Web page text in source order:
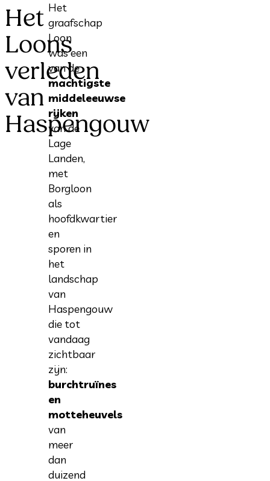
Het
Loons
verleden
van
Haspengouw
Het
graafschap
Loon
was een
van de
machtigste
middeleeuwse
rijken
van de
Lage
Landen,
met
Borgloon
als
hoofdkwartier
en
sporen in
het
landschap
van
Haspengouw
die tot
vandaag
zichtbaar
zijn:
burchtruïnes
en
motteheuvels
van
meer
dan
duizend